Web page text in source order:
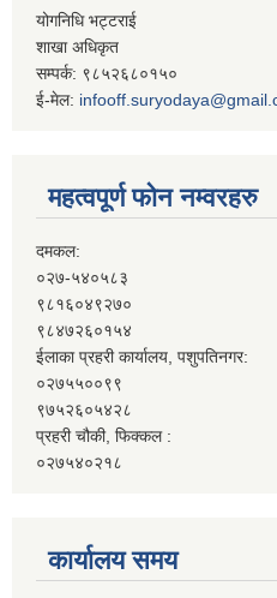
योगनिधि भट्टराई
शाखा अधिकृत
सम्पर्क: ९८५२६८०१५०
ई-मेल:
महत्वपूर्ण फोन नम्वरहरु
दमकल:
०२७-५४०५८३
९८१६०४९२७०
९८४७२६०१५४
ईलाका प्रहरी कार्यालय, पशुपतिनगर:
०२७५५००९९
९७५२६०५४२८
प्रहरी चौकी, फिक्कल :
०२७५४०२१८
कार्यालय समय